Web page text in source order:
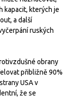
kapacit, kterých je
a další
ruských
obrany
přibližně 90%
USA v
že se